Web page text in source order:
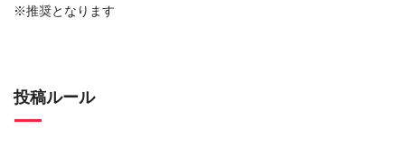
※推奨となります
投稿ルール